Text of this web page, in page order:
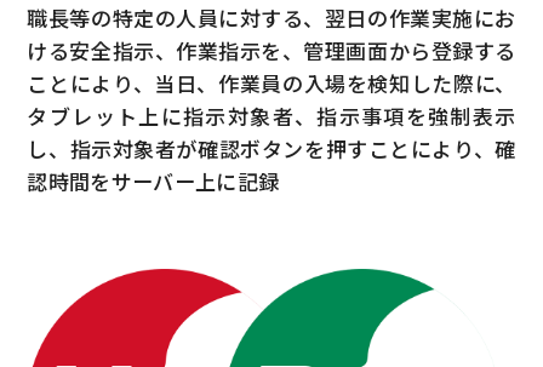
職長等の特定の人員に対する、翌日の作業実施にお
ける安全指示、作業指示を、管理画面から登録する
ことにより、当日、作業員の入場を検知した際に、
タブレット上に指示対象者、指示事項を強制表示
し、指示対象者が確認ボタンを押すことにより、確
認時間をサーバー上に記録